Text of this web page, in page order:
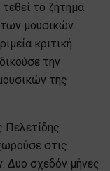
το ζήτημα
μουσικών.
κριτική
την
της
Πελετίδης
στις
Δυο σχεδόν μήνες